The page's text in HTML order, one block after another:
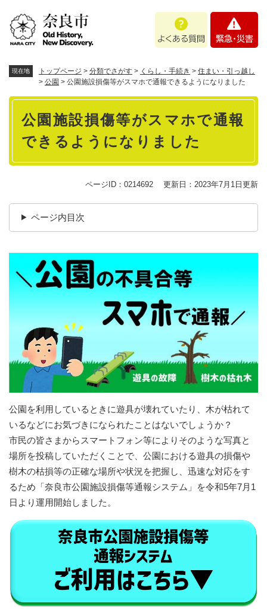
あ
問
・
現在地 トップページ > 分類でさがす > くらし・手続き > 住まい・引っ越し
> 公園 > 公園施設損傷等がスマホで通報できるようになりました
本
公園施設損傷等がスマホで通報
できるようになりました
ページID：0214692 更新日：2023年7月1日更新
ページ内目次
公園を利用しているときに遊具が壊れていたり、木が枯れて
いるなどにお気づきになられたことはないでしょうか？
市民の皆さまからスマートフォン等によりそのような写真と
場所を投稿していただくことで、公園における遊具の損傷や
樹木の枯損等の正確な場所や状況を把握し、迅速な対応をす
るため「奈良市公園施設損傷等通報システム」を令和5年7月1
日より運用開始しました。